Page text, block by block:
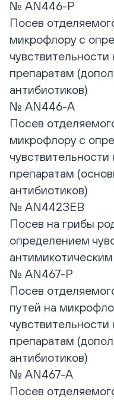
№ AN446-Р
Посев
микрофлору с
препаратам
антибиотиков)
№ AN446-А
Посев
микрофлору с
препаратам
антибиотиков)
№ AN442ЗЕВ
Посев на грибы
определением
№ AN467-Р
Посев
путей на
препаратам
антибиотиков)
№ AN467-А
Посев